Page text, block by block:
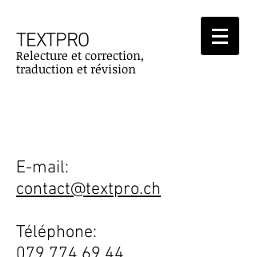
TEXTPRO
Relecture et correction,
traduction et révision
E-mail:
contact@textpro.ch
Téléphone: